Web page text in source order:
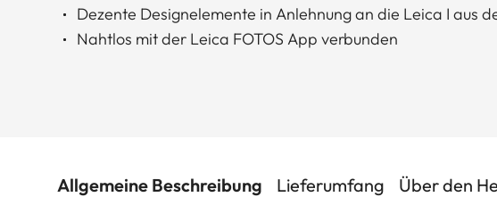
Dezente Designelemente in Anlehnung an die Leica I aus
Nahtlos mit der Leica FOTOS App verbunden
Allgemeine Beschreibung Lieferumfang Über den